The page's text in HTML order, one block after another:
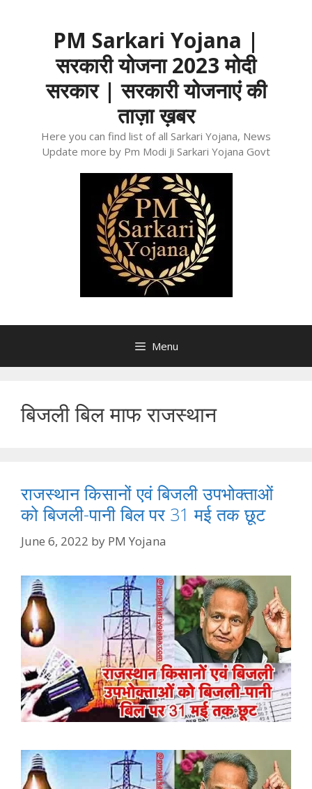
PM Sarkari Yojana |
सरकारी योजना 2023 मोदी
सरकार | सरकारी योजनाएं की
ताज़ा ख़बर
Here you can find list of all Sarkari Yojana, News
Update more by Pm Modi Ji Sarkari Yojana Govt
Menu
बिजली बिल माफ राजस्थान
राजस्थान किसानों एवं बिजली उपभोक्ताओं
को बिजली-पानी बिल पर 31 मई तक छूट
June 6, 2022 by PM Yojana